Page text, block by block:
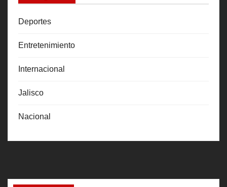
Deportes
Entretenimiento
Internacional
Jalisco
Nacional